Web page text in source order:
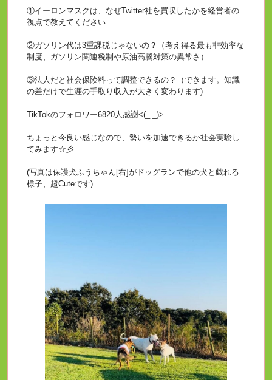
①イーロンマスクは、なぜTwitter社を買収したかを経営者の
視点で教えてください
②ガソリン代は3重課税じゃないの？（考え得る最も非効率な
制度、ガソリン関連税制や原油高騰対策の異常さ）
③法人だと社会保険料って調整できるの？（できます。知識
の差だけで生涯の手取り収入が大きく変わります)
TikTokのフォロワー6820人感謝<(_ _)>
ちょっと今良い感じなので、勢いを加速できるか社会実験し
てみます☆彡
(写真は保護犬ふうちゃん[右]がドッグランで他の犬と戯れる
様子、超Cuteです)